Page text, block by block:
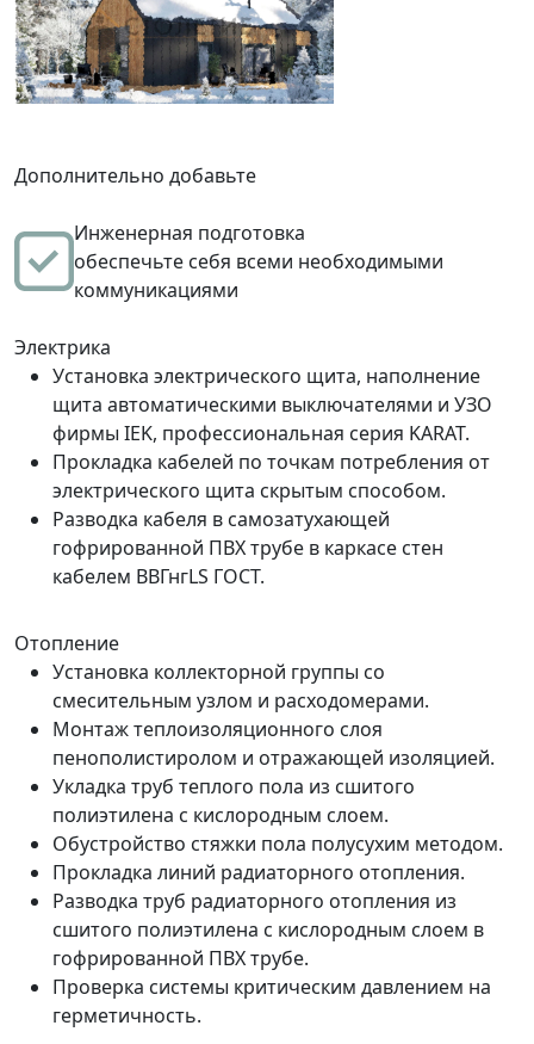
Дополнительно добавьте
Инженерная подготовка
обеспечьте себя всеми необходимыми
коммуникациями
Электрика
Установка электрического щита, наполнение
щита автоматическими выключателями и УЗО
фирмы IEK, профессиональная серия KARAT.
Прокладка кабелей по точкам потребления от
электрического щита скрытым способом.
Разводка кабеля в самозатухающей
гофрированной ПВХ трубе в каркасе стен
кабелем ВВГнгLS ГОСТ.
Отопление
Установка коллекторной группы со
смесительным узлом и расходомерами.
Монтаж теплоизоляционного слоя
пенополистиролом и отражающей изоляцией.
Укладка труб теплого пола из сшитого
полиэтилена с кислородным слоем.
Обустройство стяжки пола полусухим методом.
Прокладка линий радиаторного отопления.
Разводка труб радиаторного отопления из
сшитого полиэтилена с кислородным слоем в
гофрированной ПВХ трубе.
Проверка системы критическим давлением на
герметичность.